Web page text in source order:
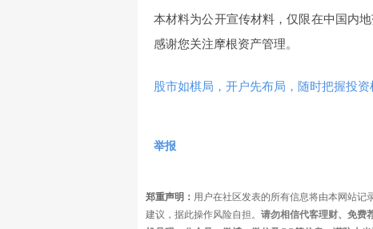
本材料为公开宣传材料，仅限在中国内
感谢您关注摩根资产管理。
股市如棋局，开户先布局，随时把握投资
举报
郑重声明： 用户在社区发表的所有信息将由本网站记
建议，据此操作风险自担。 请勿相信代客理财、免费